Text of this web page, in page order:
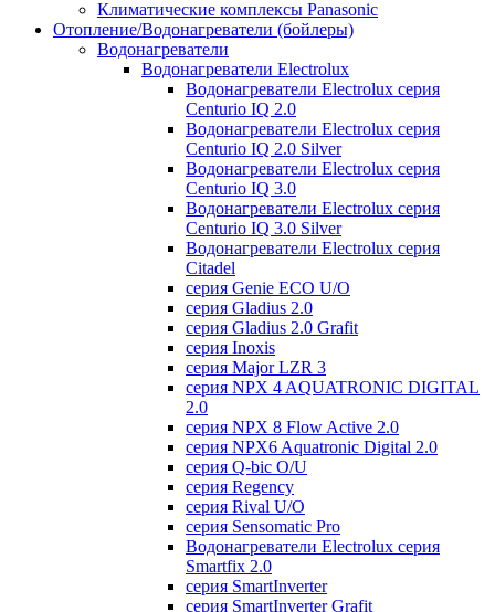
Климатические комплексы Panasonic
Отопление/Водонагреватели (бойлеры)
Водонагреватели
Водонагреватели Electrolux
Водонагреватели Electrolux серия
Centurio IQ 2.0
Водонагреватели Electrolux серия
Centurio IQ 2.0 Silver
Водонагреватели Electrolux серия
Centurio IQ 3.0
Водонагреватели Electrolux серия
Centurio IQ 3.0 Silver
Водонагреватели Electrolux серия
Citadel
серия Genie ECO U/О
серия Gladius 2.0
серия Gladius 2.0 Grafit
серия Inoxis
серия Major LZR 3
серия NPX 4 AQUATRONIC DIGITAL
2.0
серия NPX 8 Flow Active 2.0
серия NPX6 Aquatronic Digital 2.0
серия Q-bic O/U
серия Regency
серия Rival U/О
серия Sensomatic Pro
Водонагреватели Electrolux серия
Smartfix 2.0
серия SmartInverter
серия SmartInverter Grafit